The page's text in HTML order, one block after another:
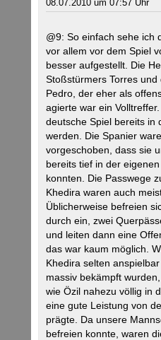
08.07.2010 um 07:57 Uhr
@9: So einfach sehe ich
vor allem vor dem Spiel
besser aufgestellt. Die
Stoßstürmers Torres
Pedro, der eher als
agierte war ein
deutsche Spiel bereits in
werden. Die Spanier
vorgeschoben, dass sie
bereits tief in der
konnten. Die Passwege
Khedira waren auch
Üblicherweise befreien
durch ein, zwei
und leiten dann eine
das war kaum möglich.
Khedira selten
massiv bekämpft
wie Özil nahezu völlig in
eine gute Leistung von
prägte. Da unsere
befreien konnte, waren